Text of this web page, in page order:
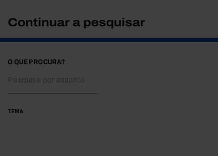
Continuar a pesquisar
O QUE PROCURA?
TEMA